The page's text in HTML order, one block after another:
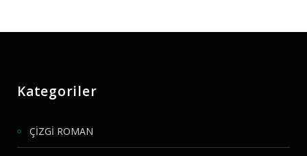
Kategoriler
ÇİZGİ ROMAN